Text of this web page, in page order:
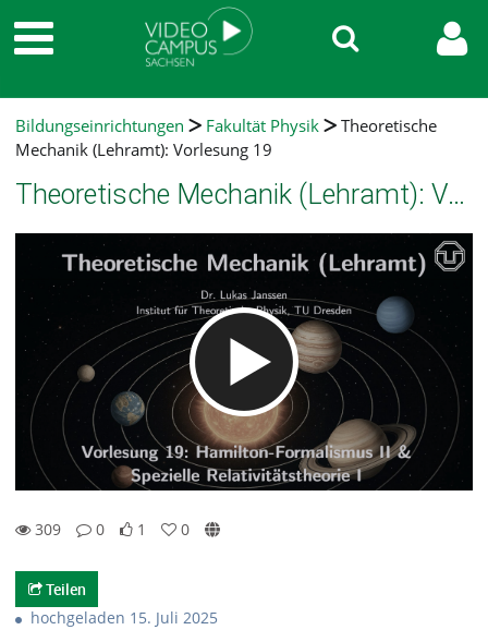
Bildungseinrichtungen Fakultät Physik
Theoretische
Mechanik (Lehramt): Vorlesung 19
Theoretische Mechanik (Lehramt): Vorlesung 19
309
0
1
0
Teilen
hochgeladen 15. Juli 2025